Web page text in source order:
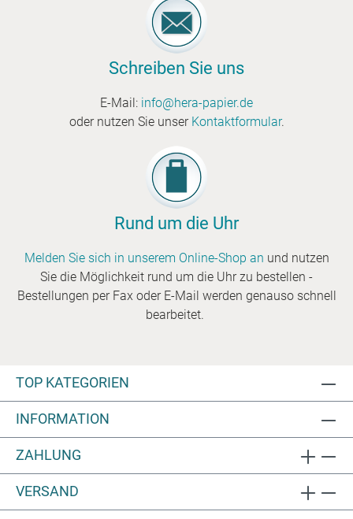
Schreiben Sie uns
E-Mail: info@hera-papier.de
oder nutzen Sie unser Kontaktformular.
Rund um die Uhr
Melden Sie sich in unserem Online-Shop an und nutzen
Sie die Möglichkeit rund um die Uhr zu bestellen -
Bestellungen per Fax oder E-Mail werden genauso schnell
bearbeitet.
TOP KATEGORIEN
INFORMATION
ZAHLUNG
VERSAND